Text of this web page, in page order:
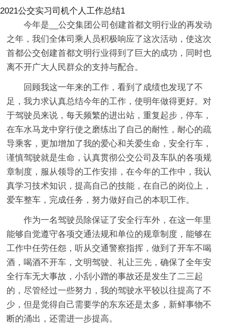
2021公交实习司机个人工作总结1
今年是__公交集团公司创建首都文明行业的再发动
之年，我们全体司乘人员积极响应了这次活动，使这次
首都公交创建首都文明行业得到了巨大的成功，同时也
离不开广大人民群众的支持与配合。
回顾我这一年来的工作，看到了成绩也发现了不
足，我力求认真总结今年的工作，使明年做得更好。对
于驾驶员来说，每天频繁的进出站，重复起步，停车，
在车水马龙中穿行使之磨练出了自己的耐性，耐心的疏
导乘客，更加增加了我的爱心和关爱生命，安全行车，
谨慎驾驶就是生命，认真贯彻公交公司及车队的各项规
章制度，服从领导的工作安排，在今年的工作中，我认
真学习技术知识，提高自己的技能，在自己的岗位上，
爱车整车，完成任务，努力做好自己的本职工作。
作为一名驾驶员除保证了安全行车外，在这一年里
能够自觉遵守各项交通法规和单位的规章制度，能够在
工作中任劳任怨，听从交通警察指挥，做到了开车不喝
酒，喝酒不开车，文明驾驶、礼让三先，确保了全年安
全行车无大事故，小刮小蹭的事故还是发生了二三起
的，尽管经过一些努力，我的驾驶水平较以往提高了不
少，但是觉得自己需要学的东东还是太多，新鲜事物不
断的涌出，还需进一步提高。